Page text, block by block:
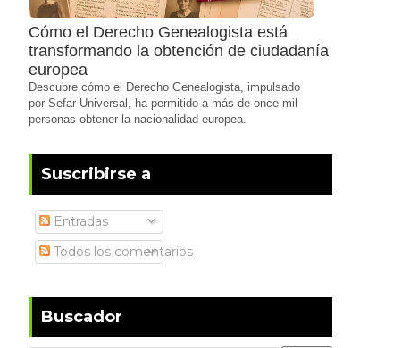
Cómo el Derecho Genealogista está
transformando la obtención de ciudadanía
europea
Descubre cómo el Derecho Genealogista, impulsado
por Sefar Universal, ha permitido a más de once mil
personas obtener la nacionalidad europea.
Suscribirse a
Entradas
Todos los comentarios
Buscador